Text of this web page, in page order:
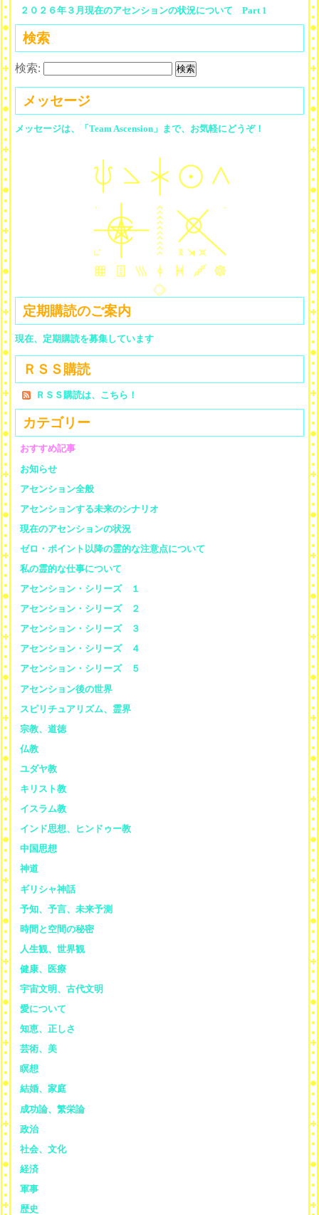
２０２６年３月現在のアセンションの状況について Part 1
検索
検索:
メッセージ
メッセージは、「Team Ascension」まで、お気軽にどうぞ！
定期購読のご案内
現在、定期購読を募集しています
ＲＳＳ購読
ＲＳＳ購読は、こちら！
カテゴリー
おすすめ記事
お知らせ
アセンション全般
アセンションする未来のシナリオ
現在のアセンションの状況
ゼロ・ポイント以降の霊的な注意点について
私の霊的な仕事について
アセンション・シリーズ １
アセンション・シリーズ ２
アセンション・シリーズ ３
アセンション・シリーズ ４
アセンション・シリーズ ５
アセンション後の世界
スピリチュアリズム、霊界
宗教、道徳
仏教
ユダヤ教
キリスト教
イスラム教
インド思想、ヒンドゥー教
中国思想
神道
ギリシャ神話
予知、予言、未来予測
時間と空間の秘密
人生観、世界観
健康、医療
宇宙文明、古代文明
愛について
知恵、正しさ
芸術、美
瞑想
結婚、家庭
成功論、繁栄論
政治
社会、文化
経済
軍事
歴史